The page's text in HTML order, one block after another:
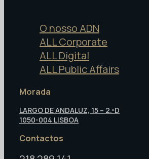
O nosso ADN
ALL Corporate
ALL Digital
ALL Public Affairs
Morada
LARGO DE ANDALUZ, 15 – 2.ºD
1050-004 LISBOA
Contactos